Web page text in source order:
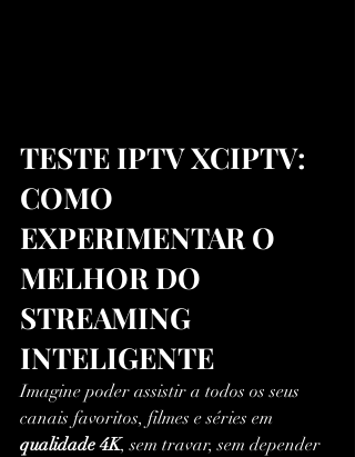
TESTE IPTV XCIPTV:
COMO
EXPERIMENTAR O
MELHOR DO
STREAMING
INTELIGENTE
Imagine poder assistir a todos os seus
canais favoritos, filmes e séries em
qualidade 4K, sem travar, sem depender